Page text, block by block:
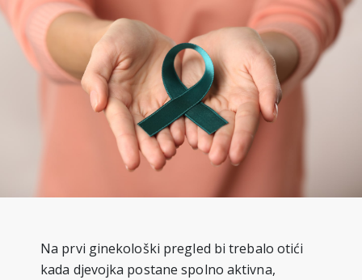
Na prvi ginekološki pregled bi trebalo otići
kada djevojka postane spolno aktivna,